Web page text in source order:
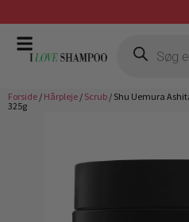
Gratis fragt ved køb over 399,-
Forside / Hårpleje / Scrub / Shu Uemura
325g